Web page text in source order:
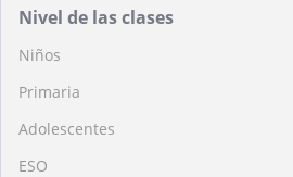
Nivel de las clases
Niños
Primaria
Adolescentes
ESO